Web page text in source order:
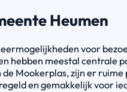
Heumen
voor
hebben meestal centrale
Mookerplas, zijn er
en gemakkelijk voor